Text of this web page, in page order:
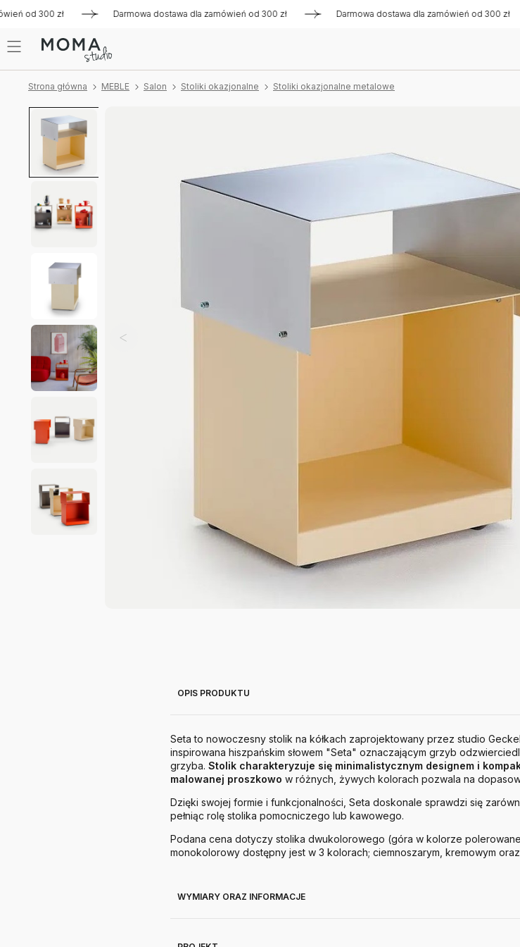
od 300 zł Darmowa dostawa dla zamówień od 300 zł Darmowa dostawa dla zamówień od 300 zł
Strona główna MEBLE Salon Stoliki okazjonalne Stoliki okazjonalne metalowe
OPIS PRODUKTU
Seta to nowoczesny stolik na kółkach zaprojektowany przez studio
inspirowana hiszpańskim słowem "Seta" oznaczającym grzyb
grzyba. Stolik charakteryzuje się minimalistycznym designem i
malowanej proszkowo w różnych, żywych kolorach pozwala na
Dzięki swojej formie i funkcjonalności, Seta doskonale sprawdzi się
pełniąc rolę stolika pomocniczego lub kawowego.
Podana cena dotyczy stolika dwukolorowego (góra w kolorze
monokolorowy dostępny jest w 3 kolorach; ciemnoszarym, kremowym
WYMIARY ORAZ INFORMACJE